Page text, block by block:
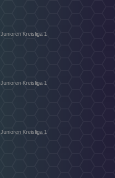
Kreisliga 1
Kreisliga 1
Kreisliga 1